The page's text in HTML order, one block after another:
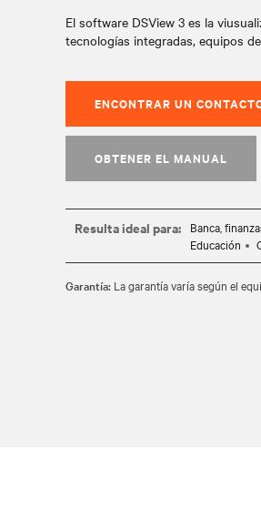
El software DSView 3 es la
tecnologías integradas, equipos
ENCONTRAR UN
OBTENER EL MANUAL
Resulta ideal para: Banca,
Educación
Garantía: La garantía varía según el